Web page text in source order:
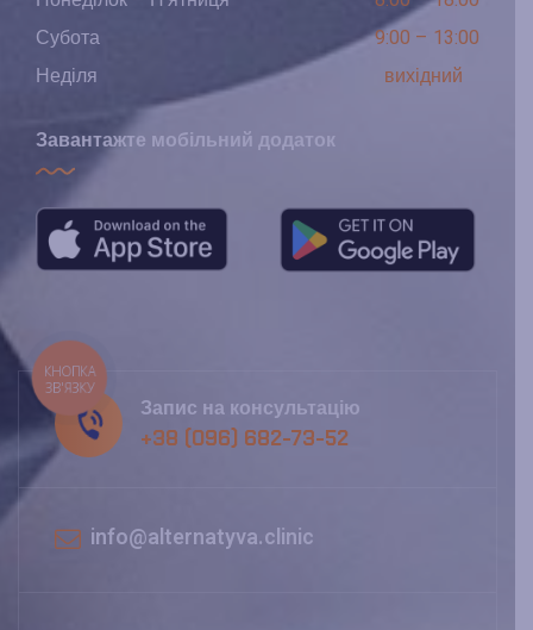
Субота
9:00 – 13:00
Неділя
вихідний
Завантажте мобільний додаток
Запис на консультацію
+38 (096) 682-73-52
info@alternatyva.clinic
КНОПКА
ЗВ'ЯЗКУ